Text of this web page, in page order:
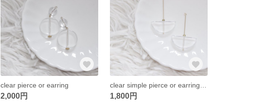
clear pierce or earring
2,000円 1,800円